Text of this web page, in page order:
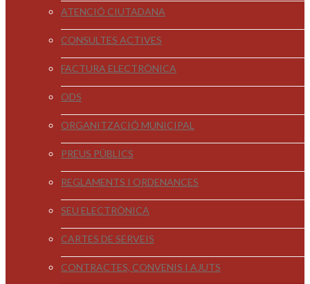
ATENCIÓ CIUTADANA
CONSULTES ACTIVES
FACTURA ELECTRÒNICA
ODS
ORGANITZACIÓ MUNICIPAL
PREUS PÚBLICS
REGLAMENTS I ORDENANCES
SEU ELECTRÒNICA
CARTES DE SERVEIS
CONTRACTES, CONVENIS I AJUTS